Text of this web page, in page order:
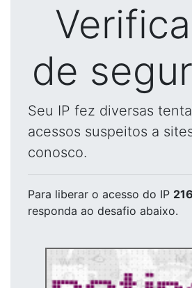
de
Seu IP fez diversas
acessos suspeitos a
conosco.
Para liberar o acesso do IP
responda ao desafio abaixo.